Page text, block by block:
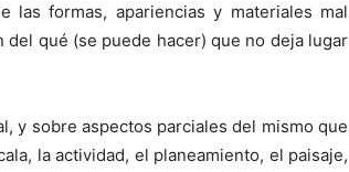
las formas, apariencias y materiales mal
qué (se puede hacer) que no deja lugar
y sobre aspectos parciales del mismo que
la actividad, el planeamiento, el paisaje,